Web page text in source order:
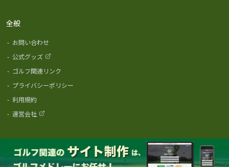
全般
- お問い合わせ
- 公式グッズ
- ゴルフ関連リンク
- プライバシーポリシー
- 利用規約
- 運営会社